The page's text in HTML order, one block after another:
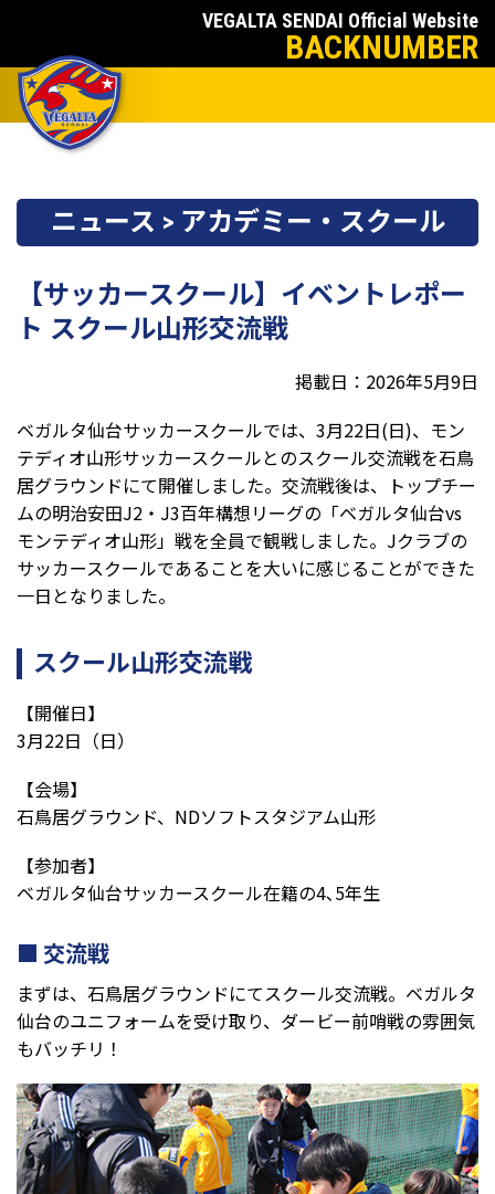
VEGALTA SENDAI Official Website
BACKNUMBER
ニュース > アカデミー・スクール
【サッカースクール】イベントレポー
ト スクール山形交流戦
掲載日：2026年5月9日
ベガルタ仙台サッカースクールでは、3月22日(日)、モン
テディオ山形サッカースクールとのスクール交流戦を石鳥
居グラウンドにて開催しました。交流戦後は、トップチー
ムの明治安田J2・J3百年構想リーグの「ベガルタ仙台vs
モンテディオ山形」戦を全員で観戦しました。Jクラブの
サッカースクールであることを大いに感じることができた
一日となりました。
スクール山形交流戦
【開催日】
3月22日（日）
【会場】
石鳥居グラウンド、NDソフトスタジアム山形
【参加者】
ベガルタ仙台サッカースクール在籍の4､5年生
交流戦
まずは、石鳥居グラウンドにてスクール交流戦。ベガルタ
仙台のユニフォームを受け取り、ダービー前哨戦の雰囲気
もバッチリ！